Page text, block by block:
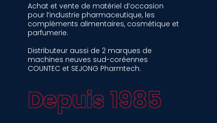
Achat et vente de matériel d’occasion
pour l’industrie pharmaceutique, les
compléments alimentaires, cosmétique et
parfumerie.
Distributeur aussi de 2 marques de
machines neuves sud-coréennes
COUNTEC et SEJONG Pharmtech.
Depuis 1985